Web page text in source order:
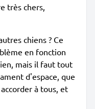
très chers,
chiens ? Ce
en fonction
mais il faut tout
d'espace, que
à tous, et